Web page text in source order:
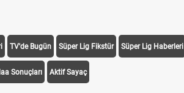
TV'de Bugün Süper Lig Fikstür Süper Lig Haberleri
Sonuçları Aktif Sayaç